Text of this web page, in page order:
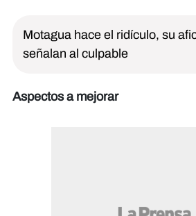
Motagua hace el ridículo, su
señalan al culpable
Aspectos a mejorar